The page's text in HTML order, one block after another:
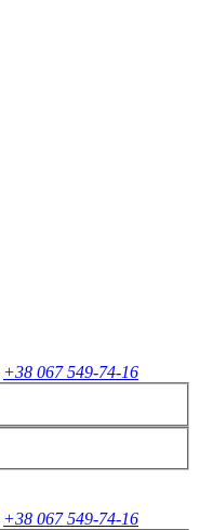
+38 067 549-74-16
+38 067 549-74-16